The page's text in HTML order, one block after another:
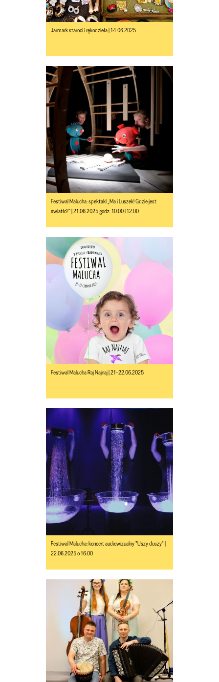
Jarmark staroci i rękodzieła | 14.06.2025
Festiwal Malucha: spektakl „Ma i Luszek! Gdzie jest
światło?” | 21.06.2025 godz. 10:00 i 12:00
Festiwal Malucha Raj Najnaj | 21-22.06.2025
Festiwal Malucha: koncert audiowizualny "Uszy duszy" |
22.06.2025 o 16:00